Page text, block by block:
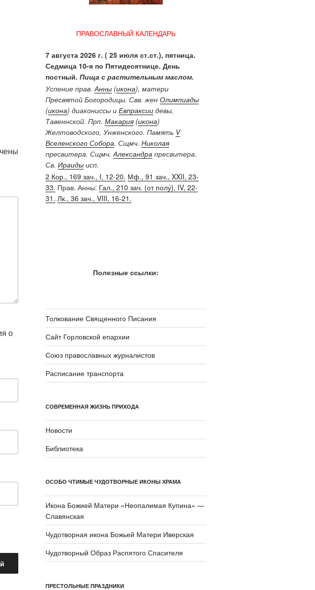
о
ПРАВОСЛАВНЫЙ КАЛЕНДАРЬ
7 августа 2026 г. ( 25 июля ст.ст.), пятница.
Седмица 10-я по Пятидесятнице. День
постный. Пища с растительным маслом.
Успение прав.Анны(икона), матери
Пресвятой Богородицы. Свв. жен Олимпиады
(икона) диакониссы и Евпраксиидевы,
Тавеннской. Прп. Макария(икона)
Желтоводского, Унженского. Память V
Вселенского Собора. Сщмч. Николая
пресвитера. Сщмч.Александрапресвитера.
Св. Ираидыисп.
2 Кор., 169 зач., I, 12-20. Мф., 91 зач., XXII, 23-
33. Прав. Анны: Гал., 210 зач. (от полу́), IV, 22-
31. Лк., 36 зач., VIII, 16-21.
Полезные ссылки:
Толкование Священного Писания
Сайт Горловской епархии
Союз православных журналистов
Расписание транспорта
СОВРЕМЕННАЯ ЖИЗНЬ ПРИХОДА
Новости
Библиотека
ОСОБО ЧТИМЫЕ ЧУДОТВОРНЫЕ ИКОНЫ ХРАМА
Икона Божией Матери «Неопали­мая Купина» —
Славянская
Чудотворная икона Божьей Матери Иверская
Чудотворный Образ Распятого Спасителя
ПРЕСТОЛЬНЫЕ ПРАЗДНИКИ